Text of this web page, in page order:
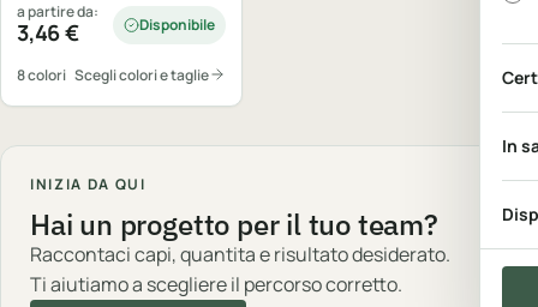
In
a partire da:
3,46€ Disponibile
8 colori Scegli colori e taglie
INIZIA DA QUI
Hai un progetto per il tuo team?
Raccontaci capi, quantita e risultato desiderato.
Ti aiutiamo a scegliere il percorso corretto.